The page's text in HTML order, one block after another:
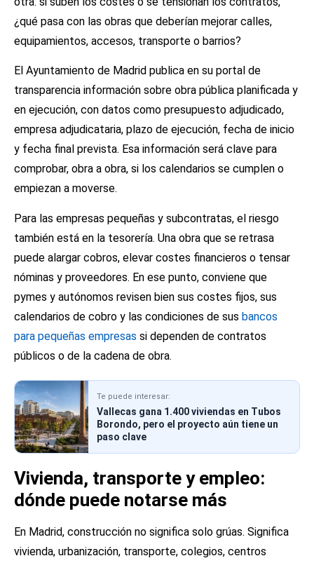
¿qué pasa con las obras que deberían mejorar calles,
equipamientos, accesos, transporte o barrios?
El Ayuntamiento de Madrid publica en su portal de
transparencia información sobre obra pública planificada y
en ejecución, con datos como presupuesto adjudicado,
empresa adjudicataria, plazo de ejecución, fecha de inicio
y fecha final prevista. Esa información será clave para
comprobar, obra a obra, si los calendarios se cumplen o
empiezan a moverse.
Para las empresas pequeñas y subcontratas, el riesgo
también está en la tesorería. Una obra que se retrasa
puede alargar cobros, elevar costes financieros o tensar
nóminas y proveedores. En ese punto, conviene que
pymes y autónomos revisen bien sus costes fijos, sus
calendarios de cobro y las condiciones de sus bancos
para pequeñas empresas si dependen de contratos
públicos o de la cadena de obra.
Te puede interesar:
Vallecas gana 1.400 viviendas en Tubos
Borondo, pero el proyecto aún tiene un
paso clave
Vivienda, transporte y empleo:
dónde puede notarse más
En Madrid, construcción no significa solo grúas. Significa
vivienda, urbanización, transporte, colegios, centros